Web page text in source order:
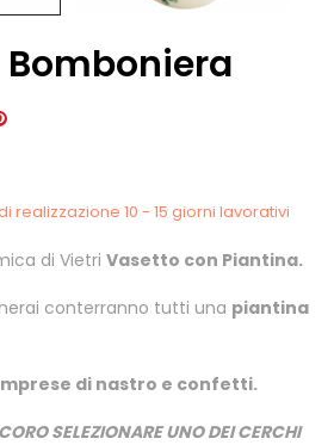
realizzazione 10 - 15 giorni lavorativi
di Vietri Vasetto con Piantina.
conterranno tutti una piantina
di nastro e confetti.
SELEZIONARE UNO DEI CERCHI